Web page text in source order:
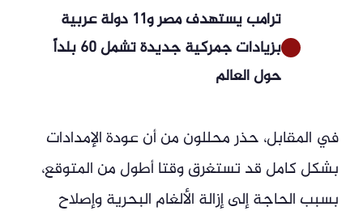
ترامب يستهدف مصر و11 دولة عربية
بزيادات جمركية جديدة تشمل 60 بلداً
حول العالم
في المقابل، حذر محللون من أن عودة الإمدادات
بشكل كامل قد تستغرق وقتا أطول من المتوقع،
بسبب الحاجة إلى إزالة الألغام البحرية وإصلاح